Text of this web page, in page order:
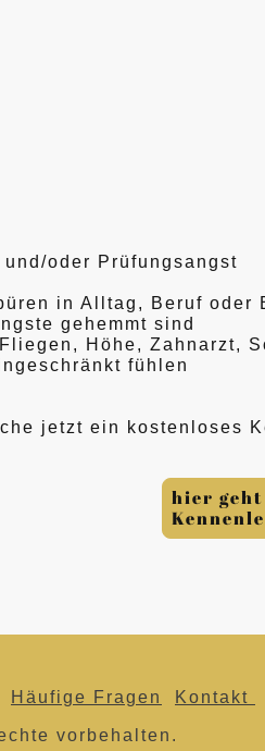
oder Prüfungsangst
in Alltag, Beruf oder
gehemmt sind
Höhe, Zahnarzt,
fühlen
jetzt ein kostenloses
hier geht
Häufige Fragen Kontakt
vorbehalten.